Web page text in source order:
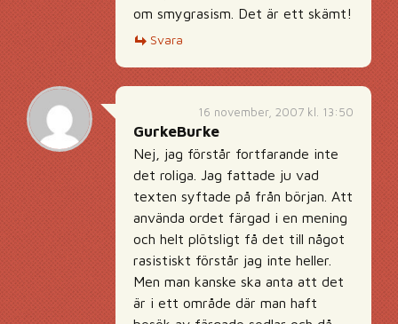
om smygrasism. Det är ett skämt!
Svara
16 november, 2007 kl. 13:50
GurkeBurke
Nej, jag förstår fortfarande inte
det roliga. Jag fattade ju vad
texten syftade på från början. Att
använda ordet färgad i en mening
och helt plötsligt få det till något
rasistiskt förstår jag inte heller.
Men man kanske ska anta att det
är i ett område där man haft